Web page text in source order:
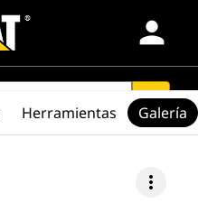
person
search
more_vert
Herramientas Galería